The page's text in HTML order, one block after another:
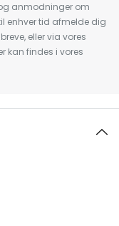
anmodninger om
enhver tid afmelde dig
eller via vores
kan findes i vores